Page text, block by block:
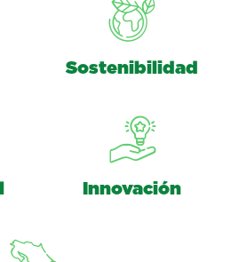
Sostenibilidad
Innovación